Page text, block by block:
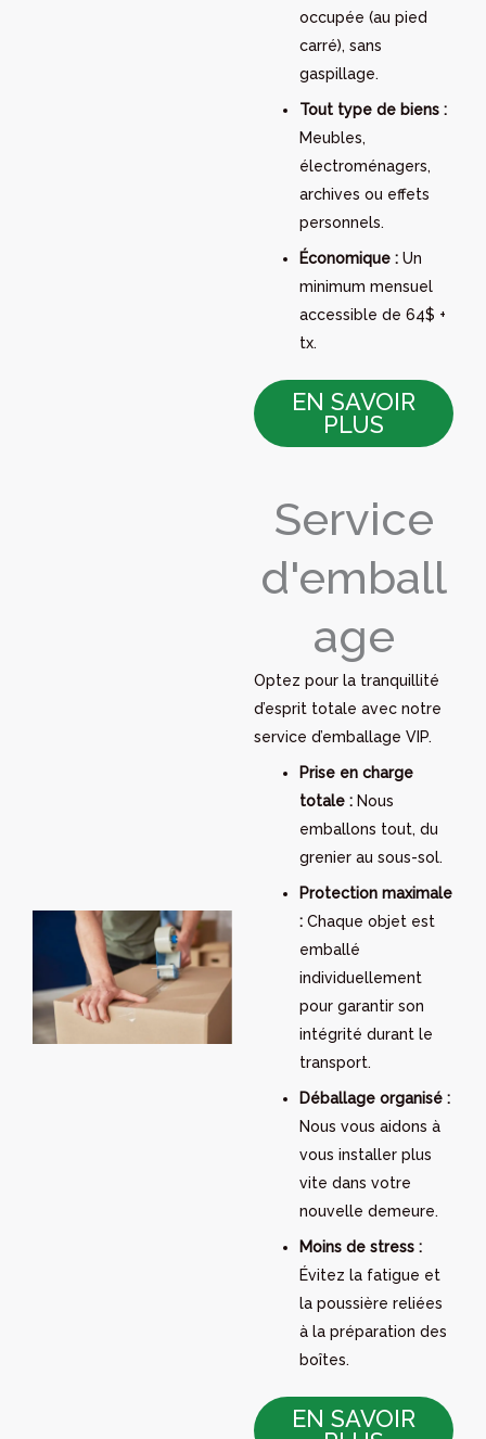
occupée (au pied
carré), sans
gaspillage.
Tout type de biens :
Meubles,
électroménagers,
archives ou effets
personnels.
Économique : Un
minimum mensuel
accessible de 64$ +
tx.
EN SAVOIR
PLUS
Service
d'emball
age
Optez pour la tranquillité
d’esprit totale avec notre
service d’emballage VIP.
Prise en charge
totale : Nous
emballons tout, du
grenier au sous-sol.
Protection maximale
: Chaque objet est
emballé
individuellement
pour garantir son
intégrité durant le
transport.
Déballage organisé :
Nous vous aidons à
vous installer plus
vite dans votre
nouvelle demeure.
Moins de stress :
Évitez la fatigue et
la poussière reliées
à la préparation des
boîtes.
EN SAVOIR